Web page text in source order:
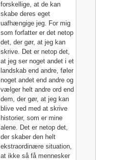
forskellige, at de kan
skabe deres eget
uafhængige jeg. For mig
som forfatter er det netop
det, der gør, at jeg kan
skrive. Det er netop det,
at jeg ser noget andet i et
landskab end andre, føler
noget andet end andre og
vælger helt andre ord end
dem, der gør, at jeg kan
blive ved med at skrive
historier, som er mine
alene. Det er netop det,
der skaber den helt
ekstraordinære situation,
at ikke så få mennesker